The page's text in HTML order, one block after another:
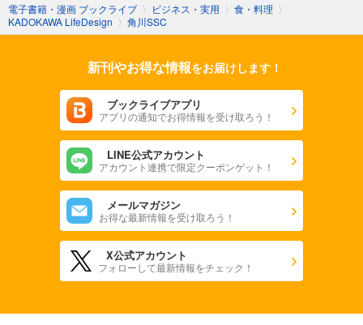
電子書籍・漫画 ブックライブ 〉 ビジネス・実用 〉 食・料理 〉
KADOKAWA LifeDesign 〉 角川SSC
新刊やお得な情報をお届けします！
ブックライブアプリ
アプリの通知でお得情報を受け取ろう！
LINE公式アカウント
アカウント連携で限定クーポンゲット！
メールマガジン
お得な最新情報を受け取ろう！
X公式アカウント
フォローして最新情報をチェック！